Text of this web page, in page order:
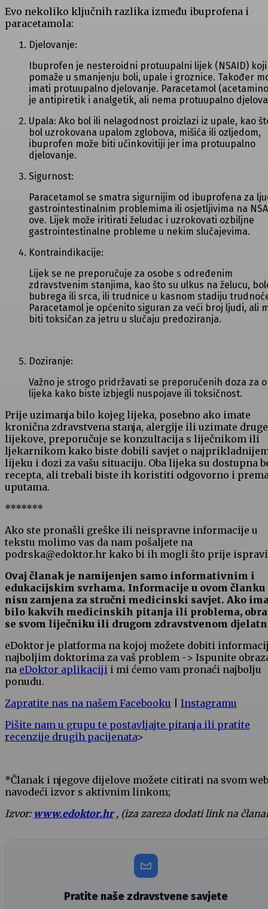
Evo nekoliko ključnih razlika između ibuprofena i
paracetamola:
Djelovanje:
Ibuprofen je nesteroidni protuupalni lijek (NSAID) koji
pomaže u smanjenju boli, upale i groznice. Također
imati protuupalno djelovanje. Paracetamol
je antipiretik i analgetik, ali nema protuupalno
Upala: Ako bol ili nelagodnost proizlazi iz upale, kao
bol uzrokovana upalom zglobova, mišića ili ozljedom,
ibuprofen može biti učinkovitiji jer ima protuupalno
djelovanje.
Sigurnost:
Paracetamol se smatra sigurnijim od ibuprofena za
gastrointestinalnim problemima ili osjetljivima na
ove. Lijek može iritirati želudac i uzrokovati ozbiljne
gastrointestinalne probleme u nekim slučajevima.
Kontraindikacije:
Lijek se ne preporučuje za osobe s određenim
zdravstvenim stanjima, kao što su ulkus na želucu,
bubrega ili srca, ili trudnice u kasnom stadiju
Paracetamol je općenito siguran za veći broj ljudi, ali
biti toksičan za jetru u slučaju predoziranja.
Doziranje:
Važno je strogo pridržavati se preporučenih doza za
lijeka kako biste izbjegli nuspojave ili toksičnost.
Prije uzimanja bilo kojeg lijeka, posebno ako imate
kronična zdravstvena stanja, alergije ili uzimate druge
lijekove, preporučuje se konzultacija s liječnikom ili
ljekarnikom kako biste dobili savjet o
lijeku i dozi za vašu situaciju. Oba lijeka su dostupna
recepta, ali trebali biste ih koristiti odgovorno i
uputama.
*******
Ako ste pronašli greške ili neispravne informacije u
tekstu molimo vas da nam pošaljete na
podrska@edoktor.hr kako bi ih mogli što prije
Ovaj članak je namijenjen samo informativnim i
edukacijskim svrhama. Informacije u ovom članku
nisu zamjena za stručni medicinski savjet. Ako
bilo kakvih medicinskih pitanja ili problema,
se svom liječniku ili drugom zdravstvenom
eDoktor je platforma na kojoj možete dobiti
najboljim doktorima za vaš problem -> Ispunite
na eDoktor aplikaciji i mi ćemo vam pronaći najbolju
ponudu.
Zapratite nas na našem Facebooku
Instagramu
Pišite nam u grupu te postavljajte pitanja ili pratite
recenzije drugih pacijenata>
*Članak i njegove dijelove možete citirati na svom
navodeći izvor s aktivnim linkom;
Izvor: www.edoktor.hr, (iza zareza dodati link na
Pratite naše zdravstvene savjete